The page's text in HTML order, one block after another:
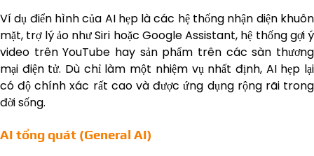
Ví dụ điển hình của AI hẹp là các hệ thống nhận diện khuôn
mặt, trợ lý ảo như Siri hoặc Google Assistant, hệ thống gợi ý
video trên YouTube hay sản phẩm trên các sàn thương
mại điện tử. Dù chỉ làm một nhiệm vụ nhất định, AI hẹp lại
có độ chính xác rất cao và được ứng dụng rộng rãi trong
đời sống.
AI tổng quát (General AI)